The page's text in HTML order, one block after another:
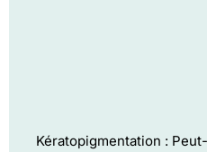
Kératopigmentation :